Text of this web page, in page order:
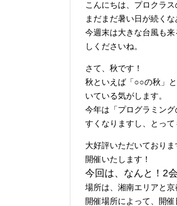
こんにちは、プロクラス
まだまだ暑い日が続く
今週末は大きな台風も
しくださいね。
さて、秋です！
秋といえば「○○の秋」
いている気がします。
今年は「プログラミン
すくなりますし、とっ
大好評いただいており
開催いたします！
今回は、なんと！2
場所は、湘南エリアと京
開催場所によって、開